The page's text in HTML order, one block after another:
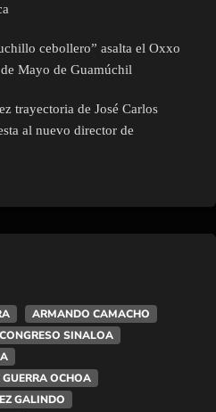
cebollero” asalta el Oxxo
Mayo de Guamúchil
trayectoria de José Carlos
al nuevo director de
ARMANDO CAMACHO
CONGRESO SINALOA
OCHOA
GALINDO